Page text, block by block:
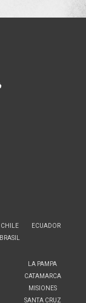
CHILE
BRASIL
ECUADOR
LA PAMPA
CATAMARCA
MISIONES
SANTA CRUZ